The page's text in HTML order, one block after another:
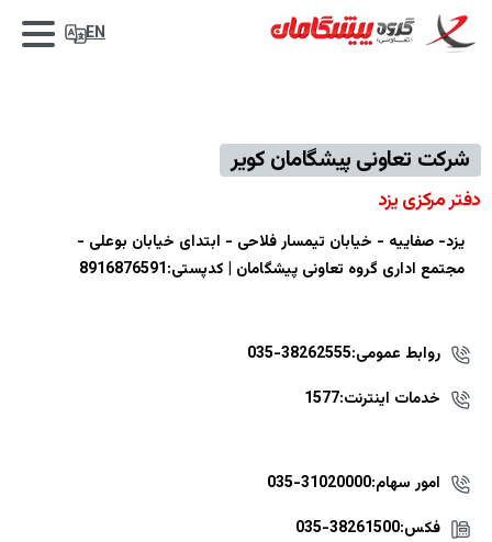
EN
شرکت تعاونی پیشگامان کویر
دفتر مرکزی یزد
یزد- صفاییه - خیابان تیمسار فلاحی - ابتدای خیابان بوعلی -
مجتمع اداری گروه تعاونی پیشگامان | کدپستی:8916876591
روابط عمومی:38262555-035
خدمات اینترنت:1577
امور سهام:31020000-035
فکس:38261500-035